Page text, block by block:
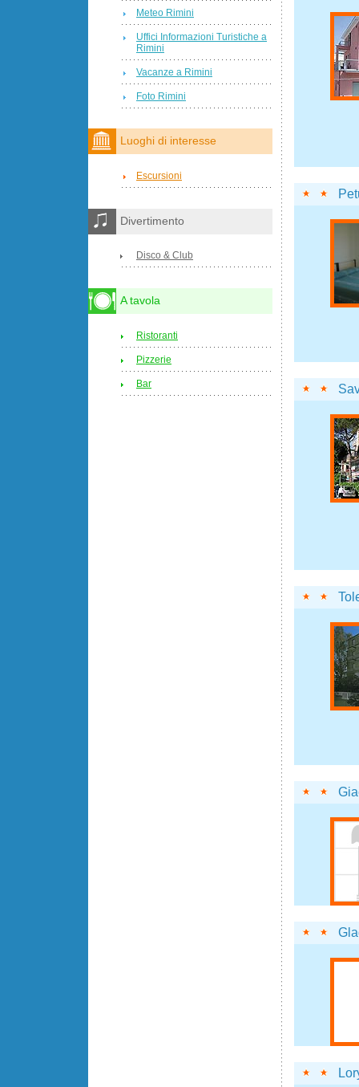
Meteo Rimini
Uffici Informazioni Turistiche a
Rimini
Vacanze a Rimini
Foto Rimini
Luoghi di interesse
Escursioni
Divertimento
Disco & Club
A tavola
Ristoranti
Pizzerie
Bar